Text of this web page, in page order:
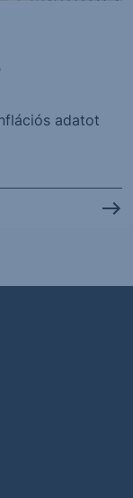
adatot